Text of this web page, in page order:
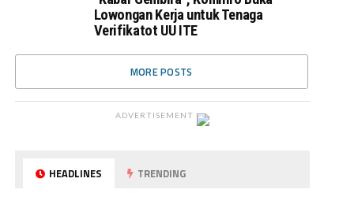
Lowongan Kerja untuk Tenaga
Verifikatot UU ITE
MORE POSTS
ADVERTISEMENT
HEADLINES TRENDING